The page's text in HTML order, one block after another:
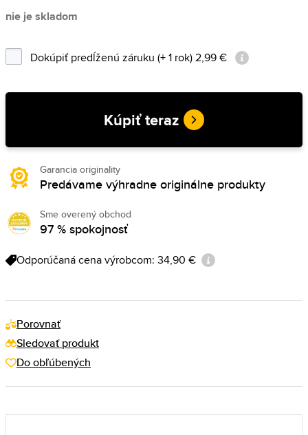
nie je skladom
Dokúpiť predĺženú záruku (+ 1 rok) 2,99 €
Kúpiť teraz
Garancia originality
Predávame výhradne originálne produkty
Sme overený obchod
97 % spokojnosť
Odporúčaná cena výrobcom: 34,90 €
Porovnať
Sledovať produkt
Do obľúbených